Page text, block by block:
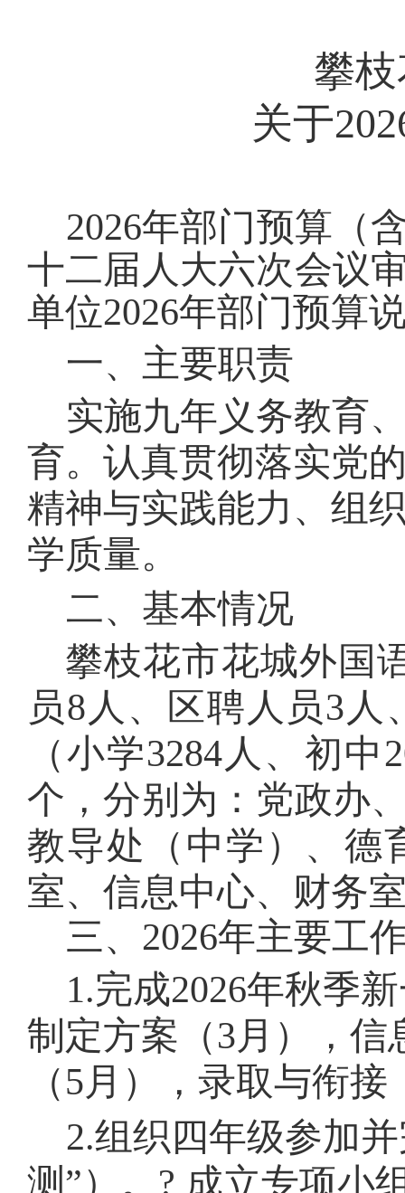
攀
关于202
2026年部门预算（
十二届人大六次会议
单位2026年部门预算
一、主要职责
实施九年义务教育
育。认真贯彻落实党
精神与实践能力、组
学质量。
二、基本情况
攀枝花市花城外国
员8人、区聘人员3 人
（小学3284人、初
个，分别为：党政办
教导处（中学）、德
室、信息中心、财务
三、2026年主要工
1.完成2026年秋季
制定方案（3月），信
（5月），录取与衔接
2.组织四年级参加
测 ”）。 ? 成立专项小